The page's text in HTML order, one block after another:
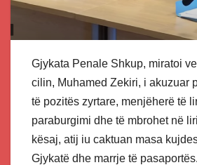
Gjykata Penale Shkup, miratoi
cilin, Muhamed Zekiri, i akuzuar
të pozitës zyrtare, menjëherë të
paraburgimi dhe të mbrohet në
kësaj, atij iu caktuan masa
Gjykatë dhe marrje të